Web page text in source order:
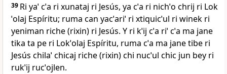
39 Ri yaˈ cˈa ri xunataj ri Jesús, ya cˈa ri nichˈo chrij ri Lok
ˈolaj Espíritu; ruma can yacˈariˈ ri xtiquicˈul ri winek ri
yeniman riche (rixin) ri Jesús. Y ri kˈij cˈa riˈ cˈa ma jane
tika ta pe ri Lokˈolaj Espíritu, ruma cˈa ma jane tibe ri
Jesús chilaˈ chicaj riche (rixin) chi nucˈul chic jun bey ri
rukˈij rucˈojlen.